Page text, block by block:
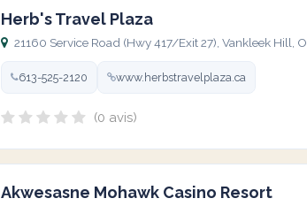
Herb's Travel Plaza
21160 Service Road (Hwy 417/Exit 27), Vankleek Hill,
613-525-2120 www.herbstravelplaza.ca
(0 avis)
Akwesasne Mohawk Casino Resort